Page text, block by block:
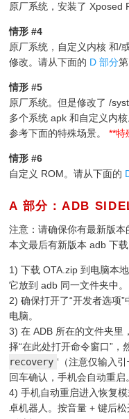
原厂系统，安装了
情形 #4
原厂系统，自定义内核 和/
修改。请从下面的 D 部分
情形 #5
原厂系统。但是修改了 /
多个系统 apk 和自定义内
参考下面的特殊场景。
**特
情形 #6
自定义 ROM。请从下面的
A 部分：ADB
注意：请确保你有最新版本
本文最后有新版本 adb 下载
1) 下载 OTA.zip 到电脑本
它放到 adb 同一文件夹中。
2) 确保打开了“开发者选项”
电脑。
3) 在 ADB 所在的文件夹里
择“在此处打开命令窗口”，
recovery ‘（注意仅输入
回车确认，手机会自动重启
4) 手机自动重启进入恢复
卓机器人。按音量 + 键后